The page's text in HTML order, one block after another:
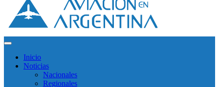
Inicio
Noticias
Nacionales
Regionales